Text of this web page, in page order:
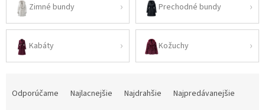
Zimné bundy Prechodné bundy
Kabáty Kožuchy
Odporúčame Najlacnejšie Najdrahšie
Najpredávanejšie